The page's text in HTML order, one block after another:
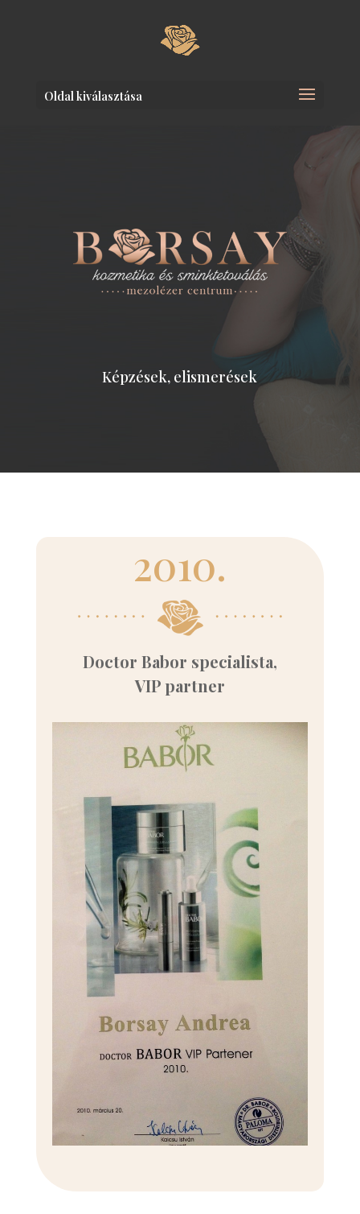
Oldal kiválasztása
Képzések, elismerések
2010.
Doctor Babor specialista,
VIP partner